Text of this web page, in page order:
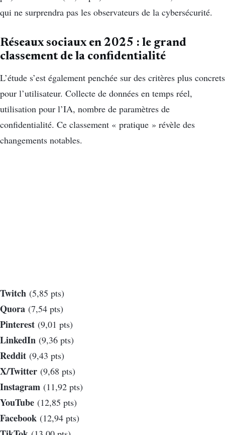
qui ne surprendra pas les observateurs de la cybersécurité.
Réseaux sociaux en 2025 : le grand
classement de la confidentialité
L’étude s’est également penchée sur des critères plus concrets
pour l’utilisateur. Collecte de données en temps réel,
utilisation pour l’IA, nombre de paramètres de
confidentialité. Ce classement « pratique » révèle des
changements notables.
Twitch (5,85 pts)
Quora (7,54 pts)
Pinterest (9,01 pts)
LinkedIn (9,36 pts)
Reddit (9,43 pts)
X/Twitter (9,68 pts)
Instagram (11,92 pts)
YouTube (12,85 pts)
Facebook (12,94 pts)